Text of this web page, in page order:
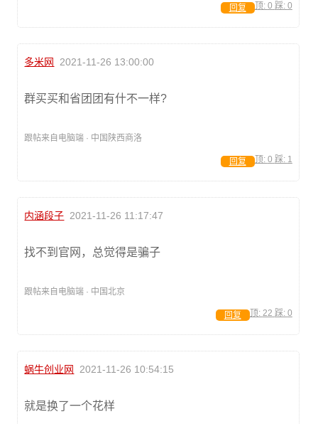
顶: 0 踩: 0
回复
多米网 2021-11-26 13:00:00
群买买和省团团有什不一样?
跟帖来自电脑端 · 中国陕西商洛
顶: 0 踩: 1
回复
内涵段子 2021-11-26 11:17:47
找不到官网，总觉得是骗子
跟帖来自电脑端 · 中国北京
顶: 22 踩: 0
回复
蜗牛创业网 2021-11-26 10:54:15
就是换了一个花样